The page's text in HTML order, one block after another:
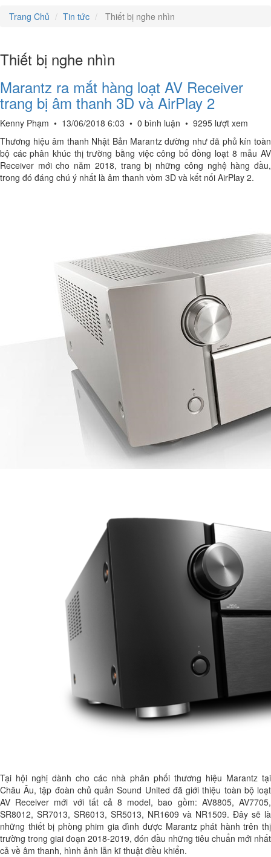
Trang Chủ
Tin tức Thiết bị nghe nhìn
Thiết bị nghe nhìn
Marantz ra mắt hàng loạt AV Receiver
trang bị âm thanh 3D và AirPlay 2
Kenny Phạm • 13/06/2018 6:03 • 0 bình luận • 9295 lượt xem
Thương hiệu âm thanh Nhật Bản Marantz dường như đã phủ kín toàn
bộ các phân khúc thị trường bằng việc công bố đồng loạt 8 mẫu AV
Receiver mới cho năm 2018, trang bị những công nghệ hàng đầu,
trong đó đáng chú ý nhất là âm thanh vòm 3D và kết nối AirPlay 2.
Tại hội nghị dành cho các nhà phân phối thương hiệu Marantz tại
Châu Âu, tập đoàn chủ quản Sound United đã giới thiệu toàn bộ loạt
AV Receiver mới với tất cả 8 model, bao gồm: AV8805, AV7705,
SR8012, SR7013, SR6013, SR5013, NR1609 và NR1509. Đây sẽ là
những thiết bị phòng phim gia đình được Marantz phát hành trên thị
trường trong giai đoạn 2018-2019, đón đầu những tiêu chuẩn mới nhất
cả về âm thanh, hình ảnh lẫn kĩ thuật điều khiển.